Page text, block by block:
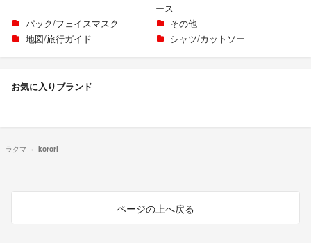
ース
パック/フェイスマスク
その他
地図/旅行ガイド
シャツ/カットソー
お気に入りブランド
ラクマ korori
ページの上へ戻る